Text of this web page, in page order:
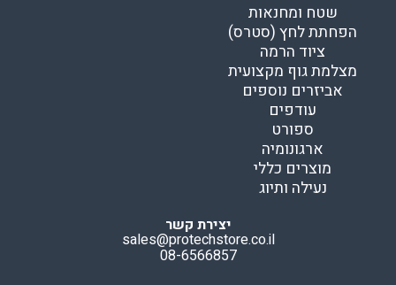
שטח ומחנאות
הפחתת לחץ (סטרס)
ציוד הרמה
מצלמת גוף מקצועית
אביזרים נוספים
עודפים
ספורט
ארגונומיה
מוצרים כללי
נעילה ותיוג
יצירת קשר
sales@protechstore.co.il
08-6566857